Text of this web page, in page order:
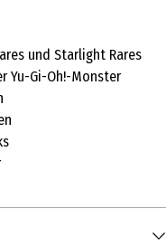
und Starlight Rares
Yu-Gi-Oh!-Monster